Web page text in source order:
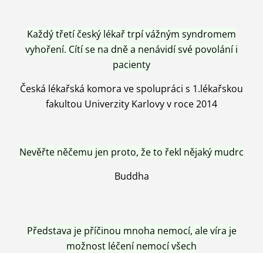
Každý třetí český lékař trpí vážným syndromem
vyhoření. Cítí se na dně a nenávidí své povolání i
pacienty
Česká lékařská komora ve spolupráci s 1.lékařskou
fakultou Univerzity Karlovy v roce 2014
Nevěřte něčemu jen proto, že to řekl nějaký mudrc
Buddha
Představa je příčinou mnoha nemocí, ale víra je
možnost léčení nemocí všech